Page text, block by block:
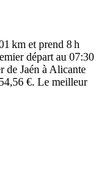
km et prend 8 h
départ au 07:30
de Jaén à Alicante
€. Le meilleur